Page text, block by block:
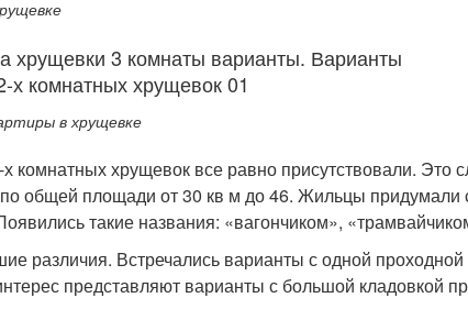
в хрущевке
хрущевок все равно присутствовали. Это
общей площади от 30 кв м до 46. Жильцы придумали
такие названия: «вагончиком»,
различия. Встречались варианты с одной
представляют варианты с большой кладовкой